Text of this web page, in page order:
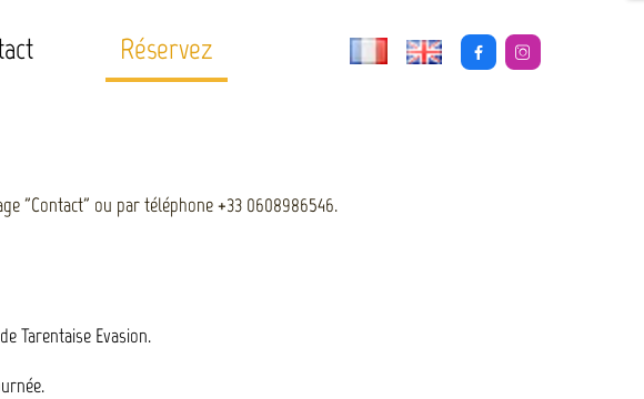
Réservez  
"Contact" ou par téléphone +33 0608986546.
Tarentaise Evasion.